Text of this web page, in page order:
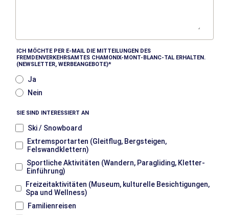
ICH MÖCHTE PER E-MAIL DIE MITTEILUNGEN DES
FREMDENVERKEHRSAMTES CHAMONIX-MONT-BLANC-TAL ERHALTEN.
(NEWSLETTER, WERBEANGEBOTE)
Ja
Nein
SIE SIND INTERESSIERT AN
Ski / Snowboard
Extremsportarten (Gleitflug, Bergsteigen,
Felswandklettern)
Sportliche Aktivitäten (Wandern, Paragliding, Kletter-
Einführung)
Freizeitaktivitäten (Museum, kulturelle Besichtigungen,
Spa und Wellness)
Familienreisen